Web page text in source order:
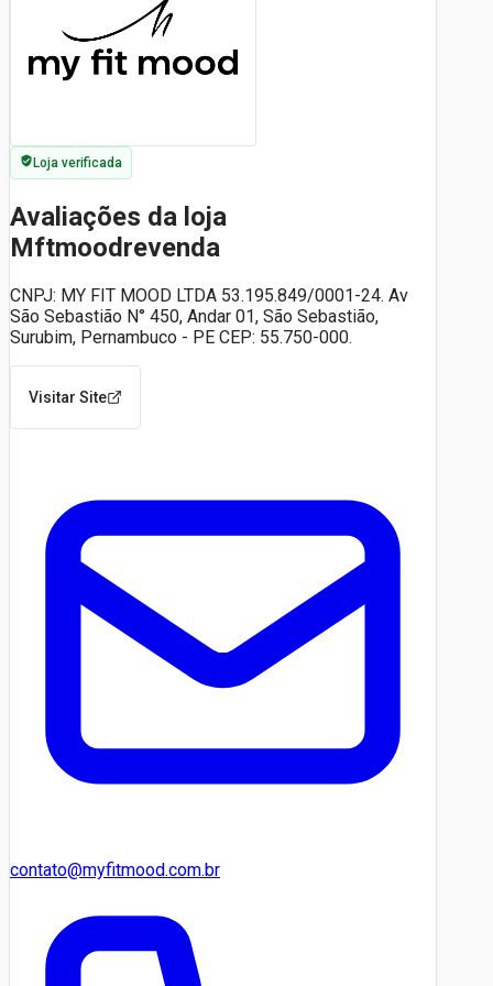
Loja verificada
Avaliações da loja
Mftmoodrevenda
CNPJ: MY FIT MOOD LTDA 53.195.849/0001-24. Av
São Sebastião N° 450, Andar 01, São Sebastião,
Surubim, Pernambuco - PE CEP: 55.750-000.
Visitar Site
contato@myfitmood.com.br